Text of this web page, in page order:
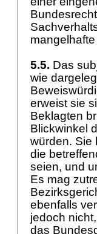
5.5. Das
wie
erweist sie
Beklagten
Blickwinkel
würden. Sie
die
seien, und
Es mag
ebenfalls
jedoch
das